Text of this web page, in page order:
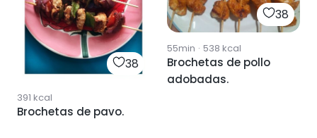
38
391 kcal
Brochetas de pavo.
38
55min · 538 kcal
Brochetas de pollo
adobadas.